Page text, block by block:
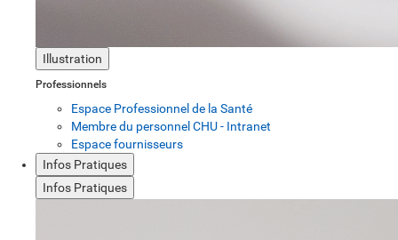
Illustration
Professionnels
Espace Professionnel de la Santé
Membre du personnel CHU - Intranet
Espace fournisseurs
Infos Pratiques
Infos Pratiques